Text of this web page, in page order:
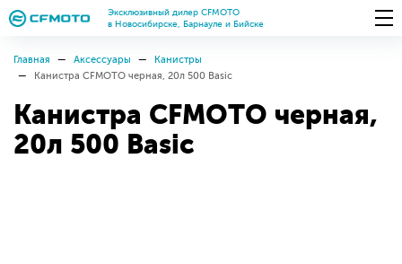
Эксклюзивный дилер CFMOTO
в Новосибирске, Барнауле и Бийске
Главная Аксессуары
Канистры
Канистра CFMOTO черная, 20л 500 Basic
Канистра CFMOTO черная,
20л 500 Basic